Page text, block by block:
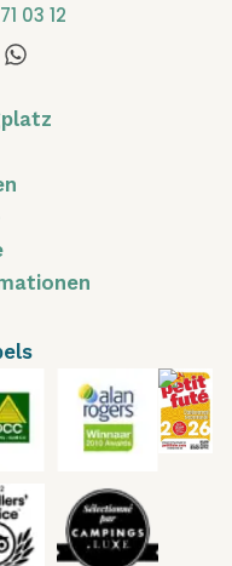
03 12